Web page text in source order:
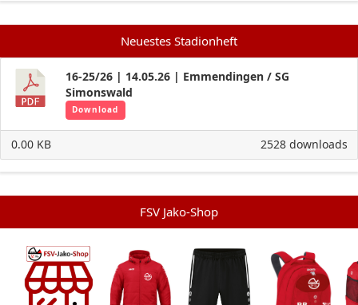
Neuestes Stadionheft
16-25/26 | 14.05.26 | Emmendingen / SG
Simonswald
Download
2528 downloads
0.00 KB
FSV Jako-Shop